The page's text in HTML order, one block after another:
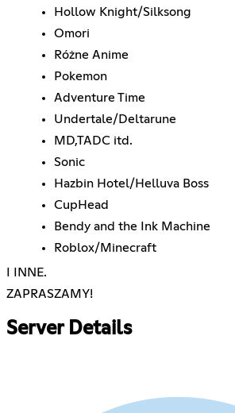
Hollow Knight/Silksong
Omori
Różne Anime
Pokemon
Adventure Time
Undertale/Deltarune
MD,TADC itd.
Sonic
Hazbin Hotel/Helluva Boss
CupHead
Bendy and the Ink Machine
Roblox/Minecraft
I INNE.
ZAPRASZAMY!
Server Details